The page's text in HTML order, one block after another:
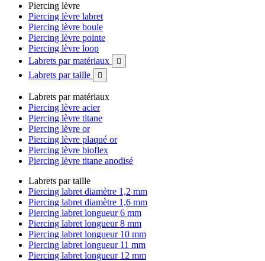
Piercing lèvre
Piercing lèvre labret
Piercing lèvre boule
Piercing lèvre pointe
Piercing lèvre loop
Labrets par matériaux

Labrets par taille 
Labrets par matériaux
Piercing lèvre acier
Piercing lèvre titane
Piercing lèvre or
Piercing lèvre plaqué or
Piercing lèvre bioflex
Piercing lèvre titane anodisé
Labrets par taille
Piercing labret diamètre 1,2 mm
Piercing labret diamètre 1,6 mm
Piercing labret longueur 6 mm
Piercing labret longueur 8 mm
Piercing labret longueur 10 mm
Piercing labret longueur 11 mm
Piercing labret longueur 12 mm